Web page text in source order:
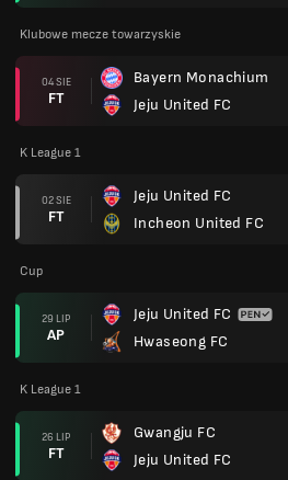
Klubowe mecze towarzyskie
04 SIE
FT
Bayern Monachium
Jeju United FC
K League 1
02 SIE
FT
Jeju United FC
Incheon United FC
Cup
29 LIP
AP
Jeju United FC
Hwaseong FC
K League 1
26 LIP
FT
Gwangju FC
Jeju United FC